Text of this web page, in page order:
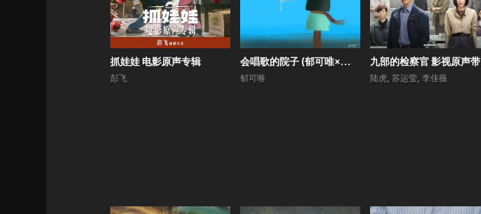
抓娃娃 电影原声专辑
彭飞
会唱歌的院子 (郁可唯×梁翘柏)
郁可唯
九部的检察官 影视原声带
陆虎, 苏运莹, 李佳薇